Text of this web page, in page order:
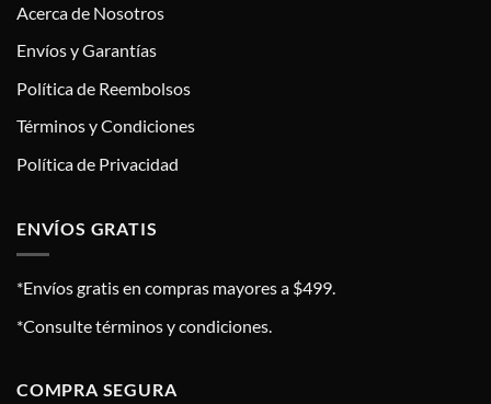
Acerca de Nosotros
Envíos y Garantías
Política de Reembolsos
Términos y Condiciones
Política de Privacidad
ENVÍOS GRATIS
*Envíos gratis en compras mayores a $499.
*Consulte términos y condiciones.
COMPRA SEGURA